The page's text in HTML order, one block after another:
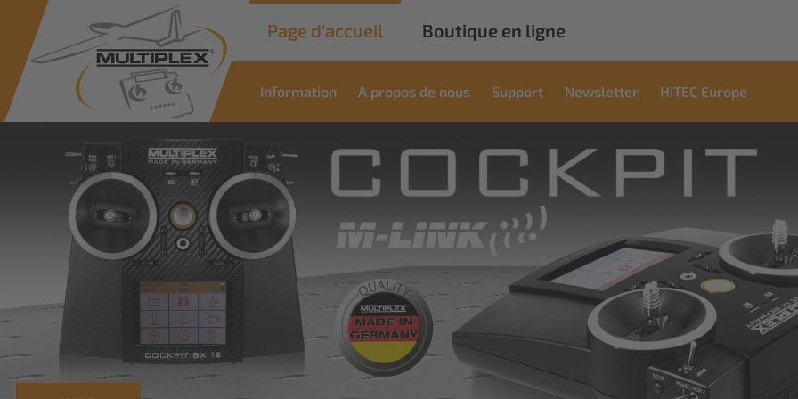
Page d'accueil Boutique en ligne
Information A propos de nous Support Newsletter HiTEC Europe
Commercial
Solutions
Des solutions innovantes pour les
applications industrielles